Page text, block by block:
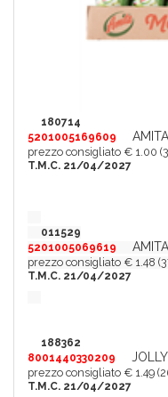
180714
5201005169609
prezzo consigliato € 1.00
T.M.C. 21/04/2027
011529
5201005069619
prezzo consigliato € 1.48
T.M.C. 21/04/2027
188362
8001440330209
prezzo consigliato € 1.49
T.M.C. 21/04/2027